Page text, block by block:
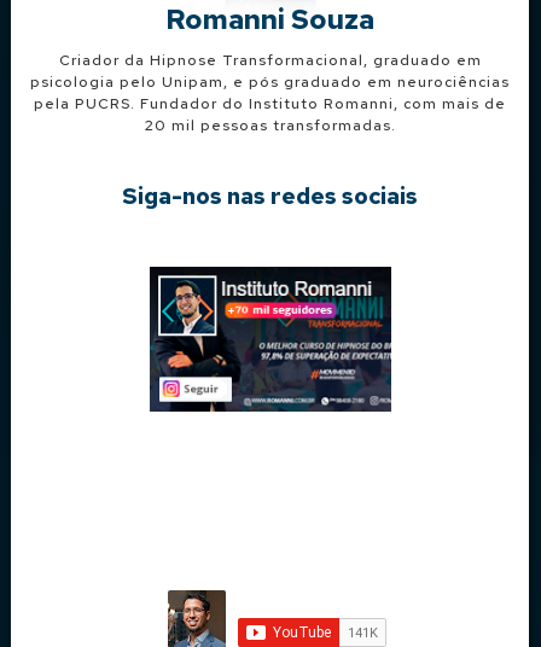
Romanni Souza
Criador da Hipnose Transformacional, graduado em
psicologia pelo Unipam, e pós graduado em neurociências
pela PUCRS. Fundador do Instituto Romanni, com mais de
20 mil pessoas transformadas.
Siga-nos nas redes sociais